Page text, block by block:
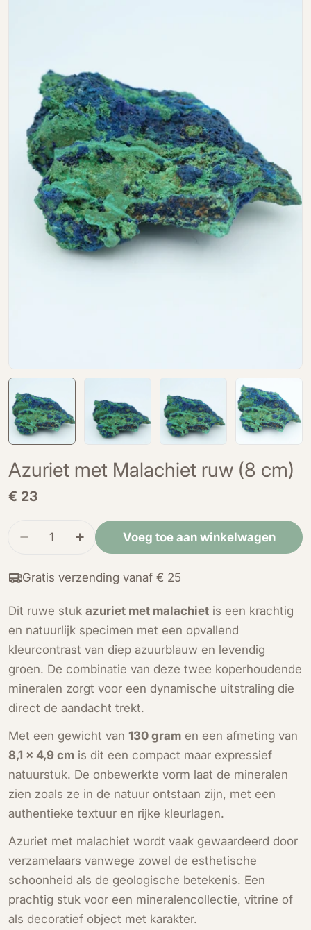
Open media 0 in modal
Azuriet met Malachiet ruw (8 cm)
Normale
€ 23
Hoeveelheid
Verminder de hoeveelheid voor Azuriet met
Verhoog de hoeveelheid voor Azuriet
Voeg toe aan winkelwagen
Gratis verzending vanaf € 25
Dit ruwe stuk azuriet met malachiet is een krachtig
en natuurlijk specimen met een opvallend
kleurcontrast van diep azuurblauw en levendig
groen. De combinatie van deze twee koperhoudende
mineralen zorgt voor een dynamische uitstraling die
direct de aandacht trekt.
Met een gewicht van 130 gram en een afmeting van
8,1 × 4,9 cm is dit een compact maar expressief
natuurstuk. De onbewerkte vorm laat de mineralen
zien zoals ze in de natuur ontstaan zijn, met een
authentieke textuur en rijke kleurlagen.
Azuriet met malachiet wordt vaak gewaardeerd door
verzamelaars vanwege zowel de esthetische
schoonheid als de geologische betekenis. Een
prachtig stuk voor een mineralencollectie, vitrine of
als decoratief object met karakter.